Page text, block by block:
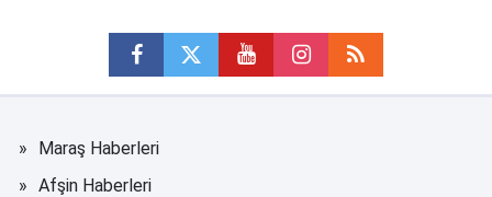
Maraş Haberleri
Afşin Haberleri